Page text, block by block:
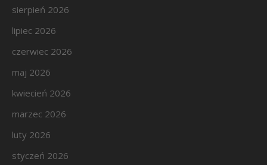
sierpień 2026
lipiec 2026
czerwiec 2026
maj 2026
kwiecień 2026
marzec 2026
luty 2026
styczeń 2026